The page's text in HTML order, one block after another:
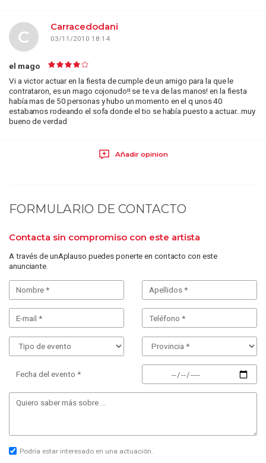
Carracedodani
03/11/2010 18:14
C
el mago
Vi a victor actuar en la fiesta de cumple de un amigo para la que le
contrataron, es un mago cojonudo!! se te va de las manos! en la fiesta
había mas de 50 personas y hubo un momento en el q unos 40
estabamos rodeando el sofa donde el tio se había puesto a actuar...muy
bueno de verdad
Añadir opinion
FORMULARIO DE CONTACTO
Contacta sin compromiso con este artista
A través de unAplauso puedes ponerte en contacto con este
anunciante.
Fecha del evento *
Podría estar interesado en una actuación.